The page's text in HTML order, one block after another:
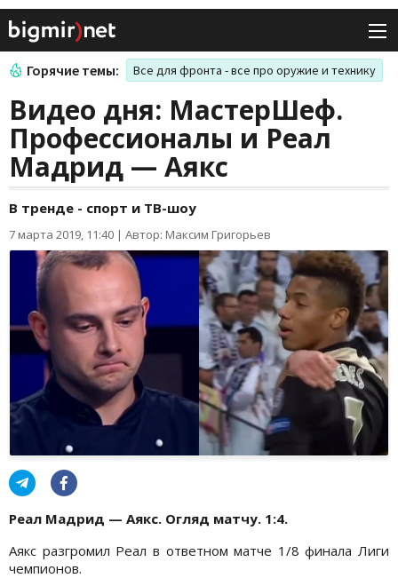
Горячие темы: Все для фронта - все про оружие и технику
Видео дня: МастерШеф.
Профессионалы и Реал
Мадрид — Аякс
В тренде - спорт и ТВ-шоу
7 марта 2019, 11:40 | Автор: Максим Григорьев
Реал Мадрид — Аякс. Огляд матчу. 1:4.
Аякс разгромил Реал в ответном матче 1/8 финала Лиги
чемпионов.